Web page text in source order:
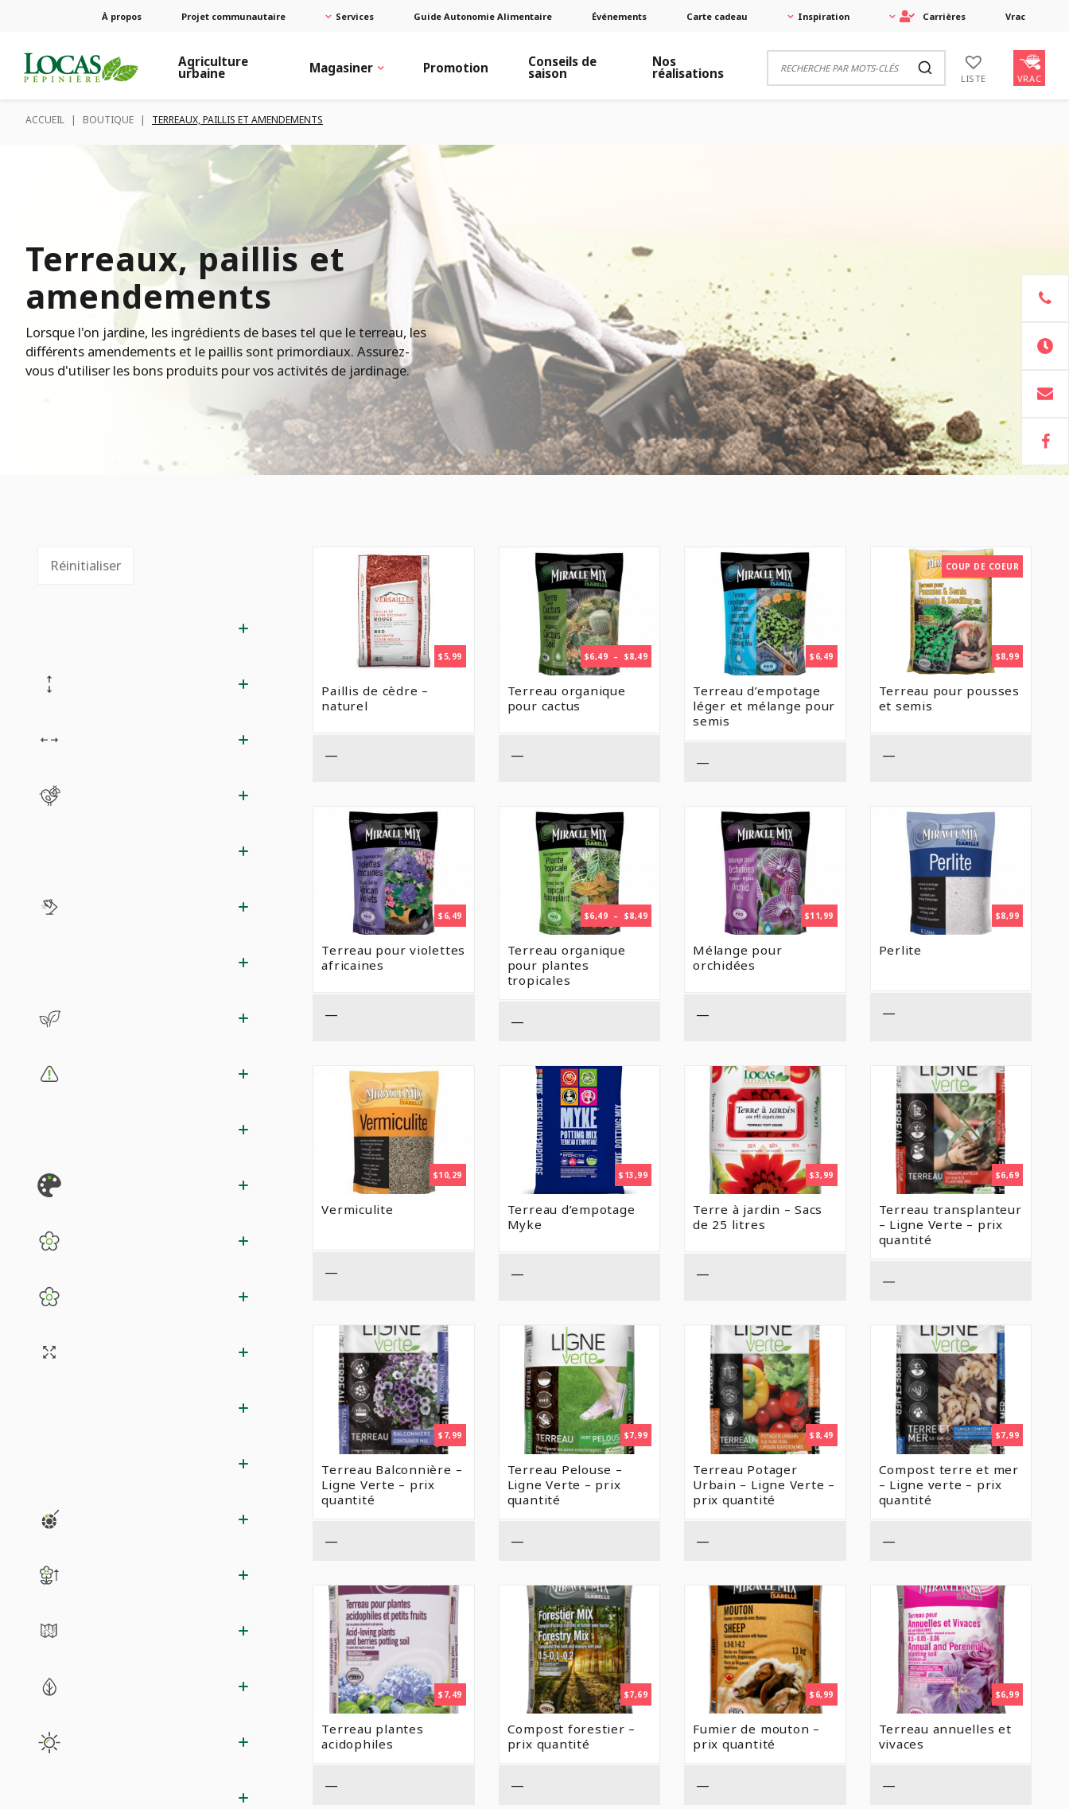
À propos Projet communautaire Services Guide Autonomie Alimentaire Événements Carte cadeau Inspiration Carrières Vrac
Agriculture
urbaine Magasiner Promotion Conseils de
saison
Nos
réalisations LISTE VRAC
ACCUEIL | BOUTIQUE | TERREAUX, PAILLIS ET AMENDEMENTS
Terreaux, paillis et
amendements
Lorsque l'on jardine, les ingrédients de bases tel que le terreau, les
différents amendements et le paillis sont primordiaux. Assurez-
vous d'utiliser les bons produits pour vos activités de jardinage.
Réinitialiser
$ 5,99
Paillis de cèdre –
naturel
—
$6,49 – $8,49PLAGE
DE
Terreau organique
pour cactus
—
$ 6,49
Terreau d’empotage
léger et mélange pour
semis
—
COUP DE COEUR
$8,99
Terreau pour pousses
et semis
—
$ 6,49
Terreau pour violettes
africaines
—
$6,49 – $8,49PLAGE
DE
Terreau organique
pour plantes
tropicales
—
$11,99
Mélange pour
orchidées
—
$8,99
Perlite
—
$10,29
Vermiculite
—
$ 13,99
Terreau d’empotage
Myke
—
$3,99
Terre à jardin – Sacs
de 25 litres
—
$6,69
Terreau transplanteur
– Ligne Verte – prix
quantité
—
$ 7,99
Terreau Balconnière –
Ligne Verte – prix
quantité
—
$7,99
Terreau Pelouse –
Ligne Verte – prix
quantité
—
$ 8,49
Terreau Potager
Urbain – Ligne Verte –
prix quantité
—
$7,99
Compost terre et mer
– Ligne verte – prix
quantité
—
$ 7,49
Terreau plantes
acidophiles
—
$7,69
Compost forestier –
prix quantité
—
$ 6,99
Fumier de mouton –
prix quantité
—
$6,99
Terreau annuelles et
vivaces
—